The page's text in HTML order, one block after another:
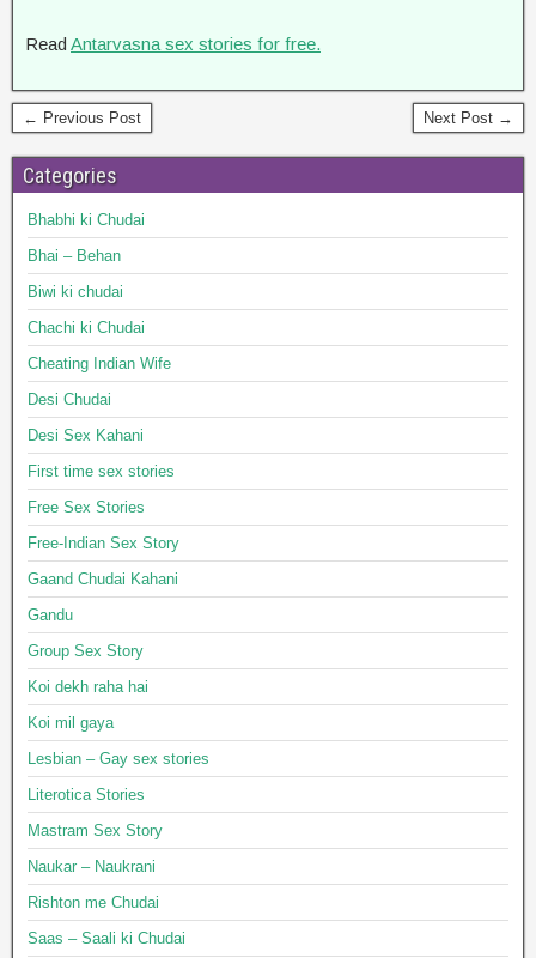
Read Antarvasna sex stories for free.
← Previous Post Next Post →
Categories
Bhabhi ki Chudai
Bhai – Behan
Biwi ki chudai
Chachi ki Chudai
Cheating Indian Wife
Desi Chudai
Desi Sex Kahani
First time sex stories
Free Sex Stories
Free-Indian Sex Story
Gaand Chudai Kahani
Gandu
Group Sex Story
Koi dekh raha hai
Koi mil gaya
Lesbian – Gay sex stories
Literotica Stories
Mastram Sex Story
Naukar – Naukrani
Rishton me Chudai
Saas – Saali ki Chudai